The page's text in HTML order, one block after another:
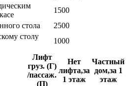
1500
стола
2500
столу
1000
Лифт
груз. (Г)
/пассаж.
(П)
Нет
лифта,за
1 этаж
Частный
дом,за 1
этаж